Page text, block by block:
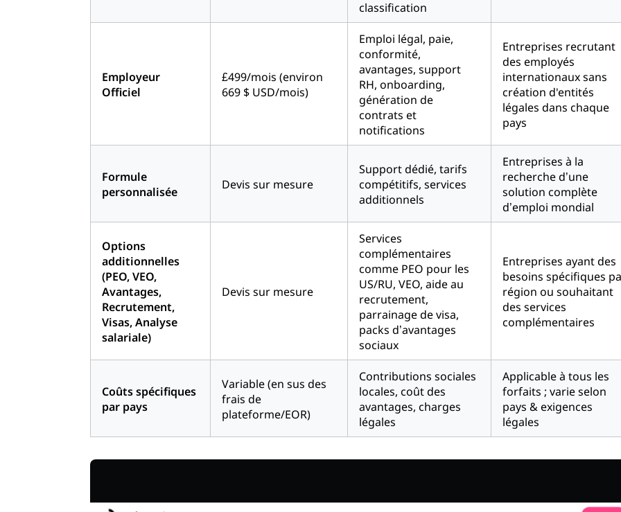
classification
Employeur
Officiel
£499/mois (environ
669 $ USD/mois)
Emploi légal, paie,
conformité,
avantages, support
RH, onboarding,
génération de
contrats et
notifications
Entreprises recrutant
des employés
internationaux sans
création d'entités
légales dans chaque
pays
Formule
personnalisée
Devis sur mesure
Support dédié, tarifs
compétitifs, services
additionnels
Entreprises à la
recherche d’une
solution complète
d’emploi mondial
Options
additionnelles
(PEO, VEO,
Avantages,
Recrutement,
Visas, Analyse
salariale)
Devis sur mesure
Services
complémentaires
comme PEO pour les
US/RU, VEO, aide au
recrutement,
parrainage de visa,
packs d’avantages
sociaux
Entreprises ayant des
besoins spécifiques
région ou souhaitant
des services
complémentaires
Coûts spécifiques
par pays
Variable (en sus des
frais de
plateforme/EOR)
Contributions sociales
locales, coût des
avantages, charges
légales
Applicable à tous les
forfaits ; varie selon
pays & exigences
légales